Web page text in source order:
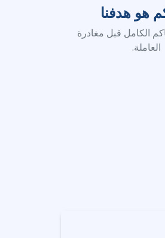
هو هدفنا
الكامل قبل مغادرة
العاملة.